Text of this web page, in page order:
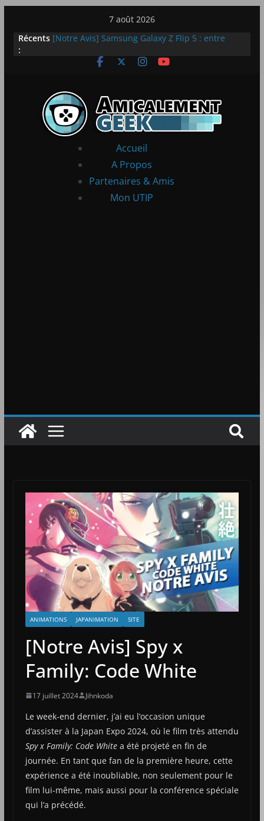
contenu
7 août 2026
Récents
:
LEGO dévoile la LEGO Technic McLaren P1
innovation et quotidien
[Notre Avis] Spy x Family: Code White
Accueil
A Propos
Partenaires & Amis
Mon UTIP
ANIMATIONS JAPANIMATION SITE
[Notre Avis] Spy x
Family: Code White
17 juillet 2024 Jihnkoda
Le week-end dernier, j’ai eu l’occasion unique
d’assister à la Japan Expo 2024, où le film très attendu
Spy x Family: Code Whitea été projeté en fin de
journée. En tant que fan de la première heure, cette
expérience a été inoubliable, non seulement pour le
film lui-même, mais aussi pour la conférence spéciale
qui l’a précédé.